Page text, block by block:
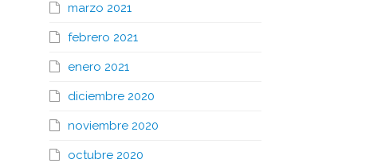
marzo 2021
febrero 2021
enero 2021
diciembre 2020
noviembre 2020
octubre 2020